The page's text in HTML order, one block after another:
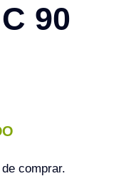
90
comprar.